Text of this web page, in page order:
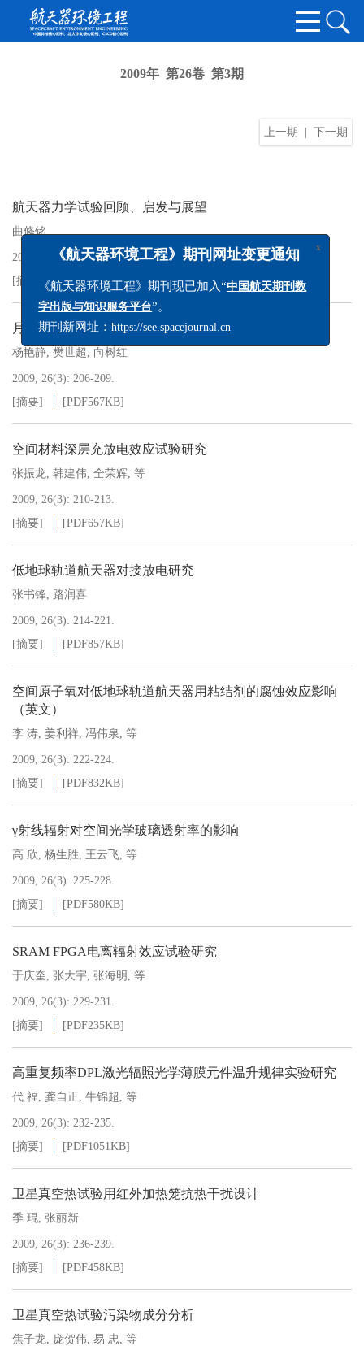
2009年 第26卷 第3期
上一期 下一期
航天器力学试验回顾、启发与展望
曲修铭
2009, 26(3): 201-205.
[摘要]
[PDF432KB]
月球车轮与月面相互作用的两种仿真模型的比较与应用
杨艳静, 樊世超 , 向树红
2009, 26(3): 206-209.
[摘要]
[PDF567KB]
空间材料深层充放电效应试验研究
张振龙, 韩建伟, 全荣辉, 等
2009, 26(3): 210-213.
[摘要]
[PDF657KB]
低地球轨道航天器对接放电研究
张书锋, 路润喜
2009, 26(3): 214-221.
[摘要]
[PDF857KB]
空间原子氧对低地球轨道航天器用粘结剂的腐蚀效应影响
（英文）
李 涛, 姜利祥, 冯伟泉 , 等
2009, 26(3): 222-224.
[摘要]
[PDF832KB]
γ射线辐射对空间光学玻璃透射率的影响
高 欣, 杨生胜, 王云飞, 等
2009, 26(3): 225-228.
[摘要]
[PDF580KB]
SRAM FPGA电离辐射效应试验研究
于庆奎, 张大宇, 张海明 , 等
2009, 26(3): 229-231.
[摘要]
[PDF235KB]
高重复频率DPL激光辐照光学薄膜元件温升规律实验研究
代 福, 龚自正 , 牛锦超 , 等
2009, 26(3): 232-235.
[摘要]
[PDF1051KB]
卫星真空热试验用红外加热笼抗热干扰设计
季 琨, 张丽新
2009, 26(3): 236-239.
[摘要]
[PDF458KB]
卫星真空热试验污染物成分分析
焦子龙, 庞贺伟, 易 忠, 等
《航天器环境工程》期刊网址变更通知
《航天器环境工程》期刊现已加入“
字出版与知识服务平台